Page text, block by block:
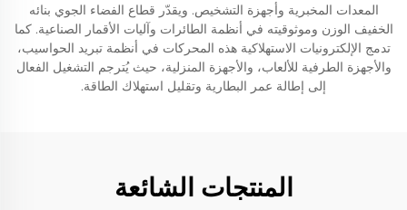
المعدات المخبرية وأجهزة التشخيص. ويقدّر قطاع الفضاء الجوي بنائه
الخفيف الوزن وموثوقيته في أنظمة الطائرات وآليات الأقمار الصناعية. كما
تدمج الإلكترونيات الاستهلاكية هذه المحركات في أنظمة تبريد الحواسيب،
والأجهزة الطرفية للألعاب، والأجهزة المنزلية، حيث يُترجم التشغيل الفعال
إلى إطالة عمر البطارية وتقليل استهلاك الطاقة.
المنتجات الشائعة